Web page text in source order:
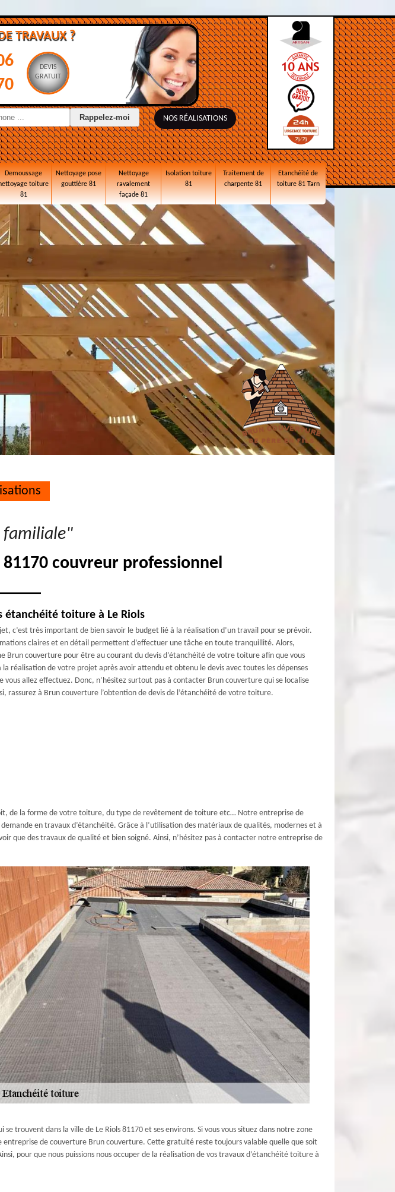
TRAVAUX ?
DEVIS
GRATUIT
NOS RÉALISATIONS
Demoussage
toiture
81
Nettoyage pose
gouttière 81
Nettoyage
ravalement
façade 81
Isolation toiture
81
Traitement de
charpente 81
Etanchéité de
toiture 81 Tarn
familiale"
couvreur professionnel
étanchéité toiture à Le Riols
c’est très important de bien savoir le budget lié à la réalisation d’un travail pour se prévoir.
claires et en détail permettent d’effectuer une tâche en toute tranquillité. Alors,
Brun couverture pour être au courant du devis d’étanchéité de votre toiture afin que vous
la réalisation de votre projet après avoir attendu et obtenu le devis avec toutes les dépenses
vous allez effectuez. Donc, n’hésitez surtout pas à contacter Brun couverture qui se localise
rassurez à Brun couverture l’obtention de devis de l’étanchéité de votre toiture.
de la forme de votre toiture, du type de revêtement de toiture etc… Notre entreprise de
en travaux d’étanchéité. Grâce à l’utilisation des matériaux de qualités, modernes et à
que des travaux de qualité et bien soigné. Ainsi, n’hésitez pas à contacter notre entreprise de
trouvent dans la ville de Le Riols 81170 et ses environs. Si vous vous situez dans notre zone
de couverture Brun couverture. Cette gratuité reste toujours valable quelle que soit
pour que nous puissions nous occuper de la réalisation de vos travaux d’étanchéité toiture à